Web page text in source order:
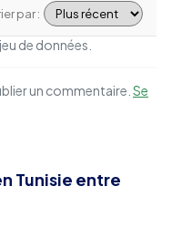
par :
de données.
un commentaire. Se
Tunisie entre